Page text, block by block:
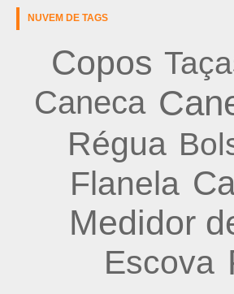
NUVEM DE TAGS
Copos
Caneca
Régua
Flanela
Medidor
Escova